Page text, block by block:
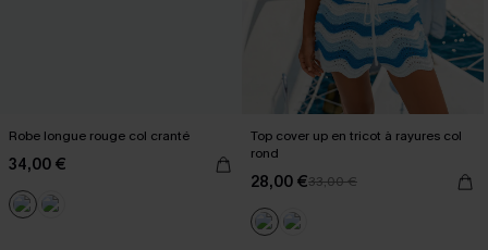
Robe longue rouge col cranté
34,00 €
Top cover up en tricot à rayures col
rond
28,00 €33,00 €